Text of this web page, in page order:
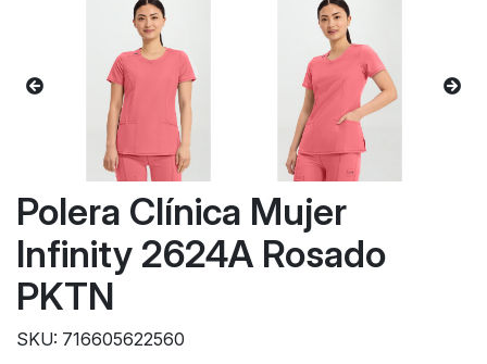
Polera Clínica Mujer
Infinity 2624A Rosado
PKTN
SKU: 716605622560